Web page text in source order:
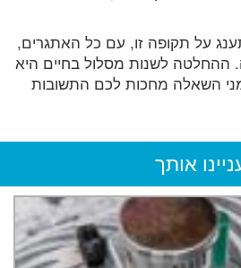
על תקופה זו, עם כל האתגרים,
לשנות מסלול בחיים היא
השאלה מחכות לכם התשובות
אותך